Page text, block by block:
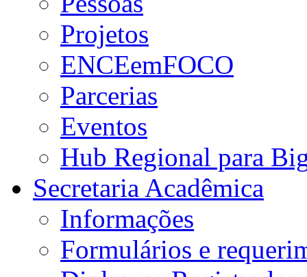
Projetos
ENCEemFOCO
Parcerias
Eventos
Hub Regional para
Secretaria Acadêmica
Informações
Formulários e